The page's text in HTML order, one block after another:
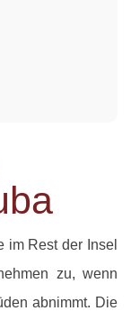
im Rest der Insel
zu, wenn
abnimmt. Die